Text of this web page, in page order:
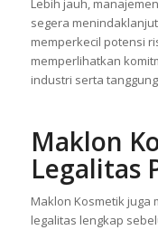
Lebih jauh,
segera
memperkecil potensi
memperlihatkan
industri serta
Maklon
Legalitas
Maklon Kosmetik juga
legalitas lengkap